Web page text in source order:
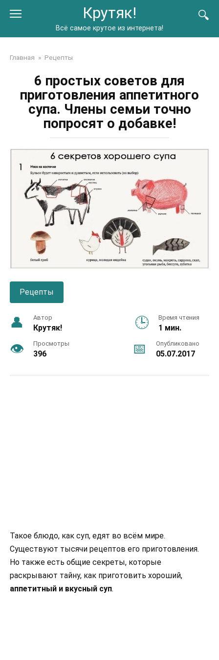
Крутяк!
Всё самое крутое из интернета!
Главная » Рецепты
6 простых советов для
приготовления аппетитного
супа. Члены семьи точно
попросят о добавке!
Рецепты
Автор
Крутяк!
Время чтения
1 мин.
Просмотры
396
Опубликовано
05.07.2017
Такое блюдо, как суп, едят во всём мире.
Существуют тысячи рецептов его приготовления.
Но также есть общие секреты, которые
раскрывают тайну, как приготовить хороший,
аппетитный и вкусный суп.